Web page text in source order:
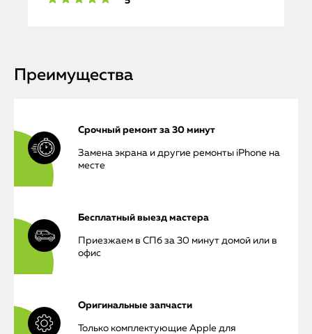
Преимущества
Срочный ремонт за 30 минут
Замена экрана и другие ремонты iPhone на
месте
Бесплатный выезд мастера
Приезжаем в СПб за 30 минут домой или в
офис
Оригинальные запчасти
Только комплектующие Apple для